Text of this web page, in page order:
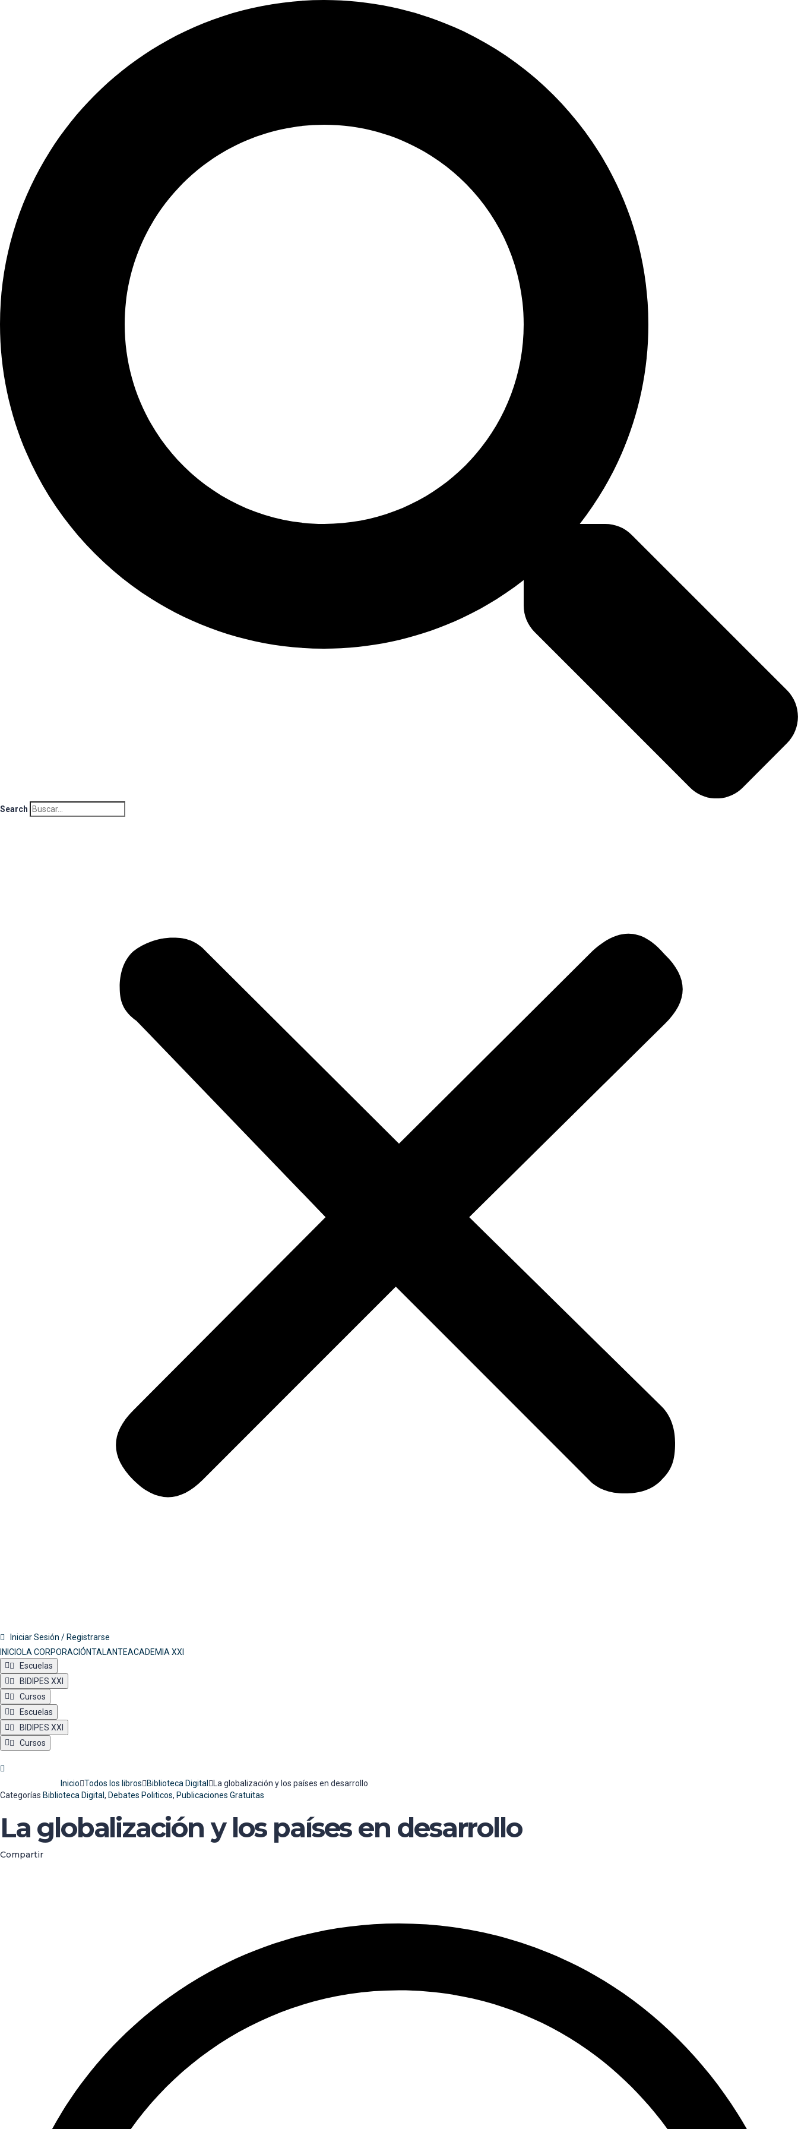
Search
Iniciar Sesión / Registrarse
INICIOLA CORPORACIÓNTALANTEACADEMIA XXI
Escuelas
BIDIPES XXI
Cursos
Escuelas
BIDIPES XXI
Cursos
Inicio Todos los libros Biblioteca Digital
La globalización y los países en desarrollo
Categorías Biblioteca Digital , Debates Politicos, Publicaciones Gratuitas
La globalización y los países en desarrollo
Compartir